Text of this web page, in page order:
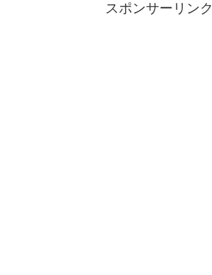
スポンサーリンク